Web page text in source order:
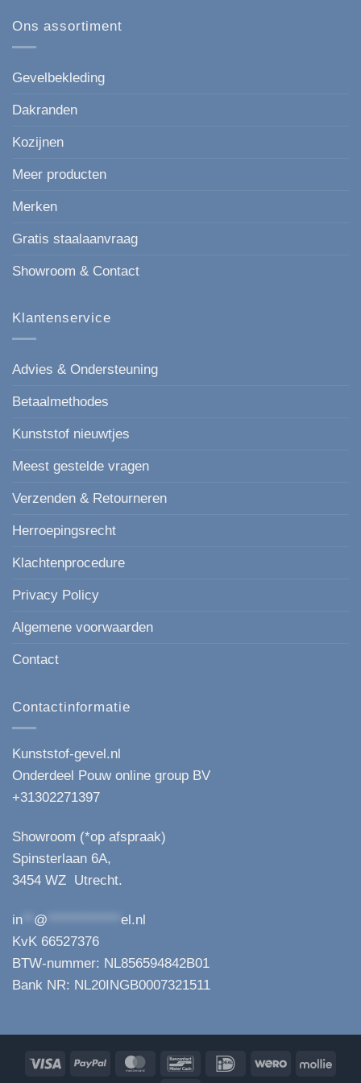
de
voor
elke
gevelbekleding
in
Ons assortiment
Gevelbekleding
Dakranden
Kozijnen
Meer producten
Merken
Gratis staalaanvraag
Showroom & Contact
Klantenservice
Advies & Ondersteuning
Betaalmethodes
Kunststof nieuwtjes
Meest gestelde vragen
Verzenden & Retourneren
Herroepingsrecht
Klachtenprocedure
Privacy Policy
Algemene voorwaarden
Contact
Contactinformatie
Kunststof-gevel.nl
Onderdeel Pouw online group BV
+31302271397
Showroom (*op afspraak)
Spinsterlaan 6A,
3454 WZ Utrecht.
in @
el.nl
KvK 66527376
BTW-nummer: NL856594842B01
Bank NR: NL20INGB0007321511
Visa PayPal MasterCardBancontactIDeal Wero Mollie